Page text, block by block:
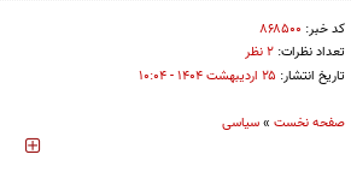
کد خبر: ۸۶۸۵۰۰
تعداد نظرات: ۲ نظر
تاریخ انتشار: ۲۵ ارديبهشت ۱۴۰۴ - ۱۰:۰۴
صفحه نخست »سیاسی